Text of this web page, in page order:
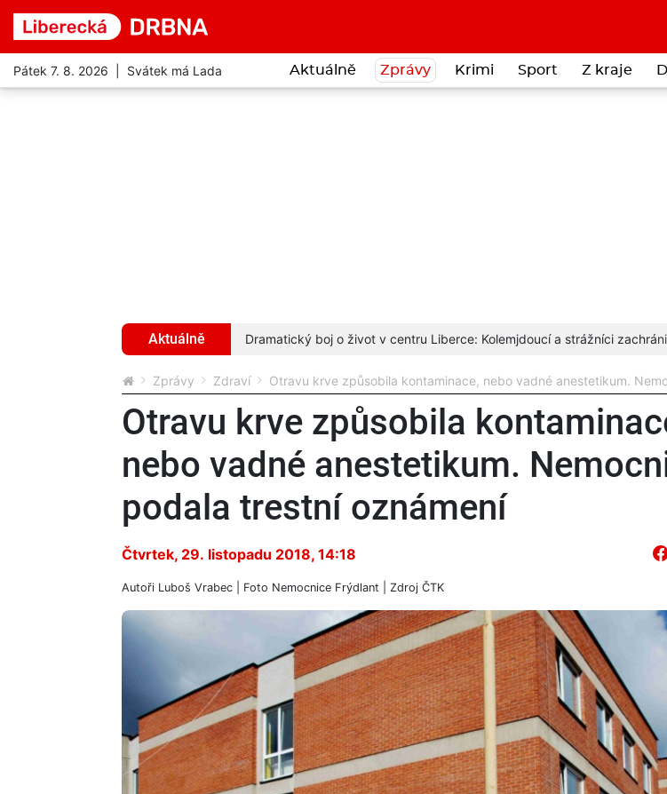
Pátek 7. 8. 2026 | Svátek má Lada Aktuálně Zprávy Krimi Sport Z kraje
Aktuálně Dramatický boj o život v centru Liberce: Kolemjdoucí a strážníci
Zprávy Zdraví Otravu krve způsobila kontaminace, nebo vadné anestetikum.
Otravu krve způsobila
nebo vadné anestetikum.
podala trestní oznámení
Čtvrtek, 29. listopadu 2018, 14:18
Autoři Luboš Vrabec | Foto Nemocnice Frýdlant | Zdroj ČTK